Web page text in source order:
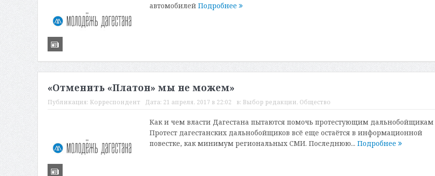
автомобилей Подробнее
«Отменить «Платон» мы не можем»
Публикация: Корреспондент Дата: 21 апреля, 2017 в 22:02 в: Выбор редакции, Общество
Как и чем власти Дагестана пытаются помочь протестующим дальнобойщикам
Протест дагестанских дальнобойщиков всё еще остаётся в информационной
повестке, как минимум региональных СМИ. Последнюю... Подробнее